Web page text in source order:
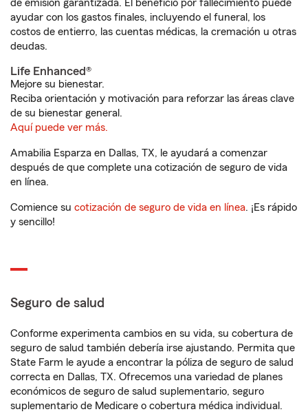
de emisión garantizada. El beneficio por fallecimiento puede
ayudar con los gastos finales, incluyendo el funeral, los
costos de entierro, las cuentas médicas, la cremación u otras
deudas.
Life Enhanced®
Mejore su bienestar.
Reciba orientación y motivación para reforzar las áreas clave
de su bienestar general.
Aquí puede ver más.
Amabilia Esparza en Dallas, TX, le ayudará a comenzar
después de que complete una cotización de seguro de vida
en línea.
Comience su cotización de seguro de vida en línea. ¡Es rápido
y sencillo!
Seguro de salud
Conforme experimenta cambios en su vida, su cobertura de
seguro de salud también debería irse ajustando. Permita que
State Farm le ayude a encontrar la póliza de seguro de salud
correcta en Dallas, TX. Ofrecemos una variedad de planes
económicos de seguro de salud suplementario, seguro
suplementario de Medicare o cobertura médica individual.